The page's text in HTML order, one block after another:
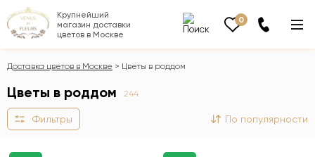
Крупнейший
магазин доставки
цветов в Москве
0
Доставка цветов в Москве Цветы в роддом
Цветы в роддом 244
Фильтры По популярности